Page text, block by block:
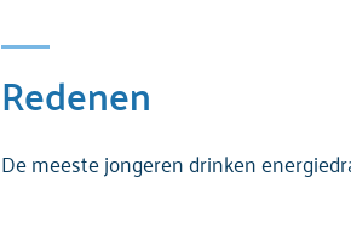
Redenen
De meeste jongeren drinken